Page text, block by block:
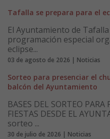
Tafalla se prepara para el
El Ayuntamiento de
programación especial
eclipse...
03 de agosto de 2026 | Noticias
Sorteo para presenciar el
balcón del Ayuntamiento
BASES DEL SORTEO PARA
FIESTAS DESDE EL
sorteo ...
30 de julio de 2026 | Noticias